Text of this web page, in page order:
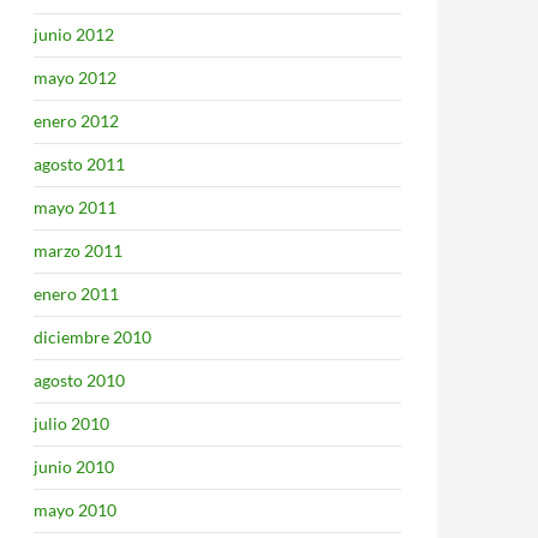
junio 2012
mayo 2012
enero 2012
agosto 2011
mayo 2011
marzo 2011
enero 2011
diciembre 2010
agosto 2010
julio 2010
junio 2010
mayo 2010